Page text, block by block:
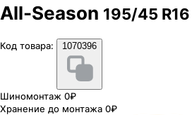
All-Season 195/45
Код товара: 1070396
Шиномонтаж 0₽
Хранение до монтажа 0₽